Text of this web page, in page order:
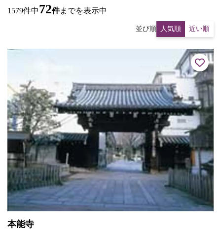
1579件中72件までを表示中
並び順 人気順 近い順
本能寺